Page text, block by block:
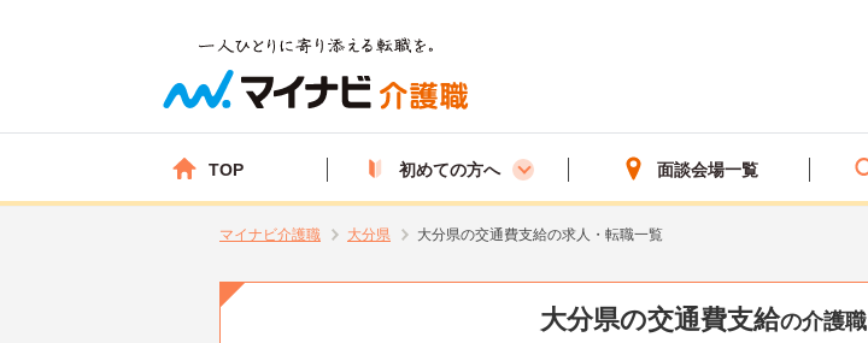
TOP 初めての方へ 面談会場一覧
マイナビ介護職 大分県 大分県の交通費支給の求人・転職一覧
大分県の交通費支給の介護